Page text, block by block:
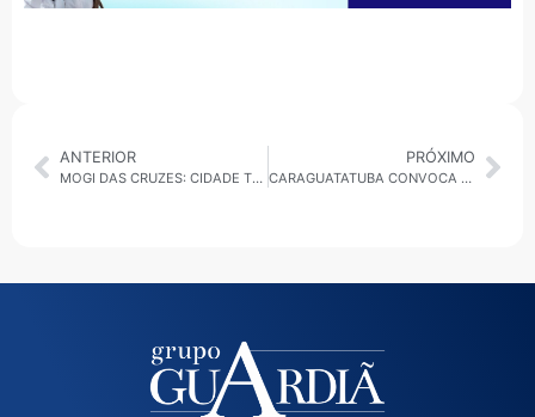
ANTERIOR
MOGI DAS CRUZES: CIDADE TEM DIÁLOGO ABERTO SOBRE LEI DE INCENTIVO À CULTURA NESTA TERÇA-FEIRA (14)
PRÓXIMO
CARAGUATATUBA CONVOCA MAIS AGENTES DE APOIO ESCOLAR PARA REDE MUNICIPAL